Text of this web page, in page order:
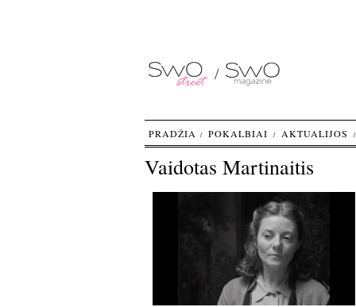
Vaidotas Martinaitis
PRADŽIA POKALBIAI AKTUALIJOS